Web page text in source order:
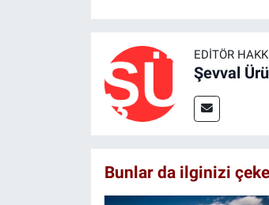
EDITÖR
Şevval
Bunlar da ilginizi